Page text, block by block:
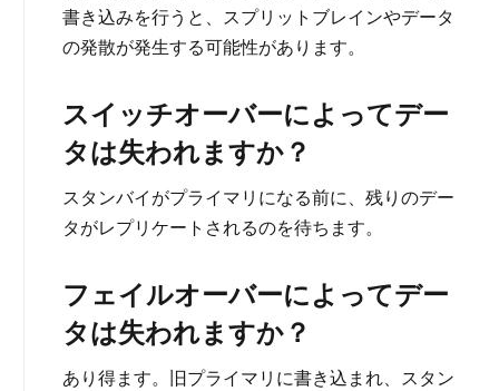
書き込みを行うと、スプリットブレインやデータ
の発散が発生する可能性があります。
スイッチオーバーによってデー
タは失われますか？
スタンバイがプライマリになる前に、残りのデー
タがレプリケートされるのを待ちます。
フェイルオーバーによってデー
タは失われますか？
あり得ます。旧プライマリに書き込まれ、スタン